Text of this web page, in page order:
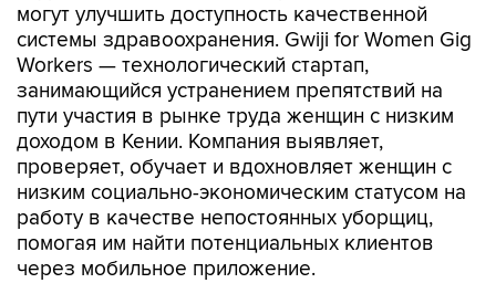
могут улучшить доступность качественной
системы здравоохранения. Gwiji for Women Gig
Workers — технологический стартап,
занимающийся устранением препятствий на
пути участия в рынке труда женщин с низким
доходом в Кении. Компания выявляет,
проверяет, обучает и вдохновляет женщин с
низким социально-экономическим статусом на
работу в качестве непостоянных уборщиц,
помогая им найти потенциальных клиентов
через мобильное приложение.